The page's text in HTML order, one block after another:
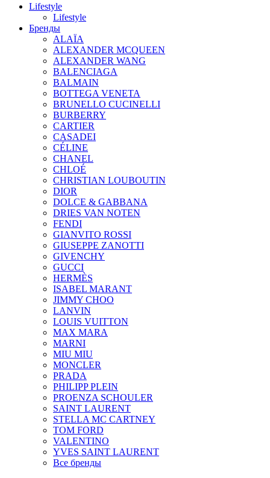
Lifestyle
Lifestyle
Бренды
ALAÏA
ALEXANDER MCQUEEN
ALEXANDER WANG
BALENCIAGA
BALMAIN
BOTTEGA VENETA
BRUNELLO CUCINELLI
BURBERRY
CARTIER
CASADEI
CÉLINE
CHANEL
CHLOÉ
CHRISTIAN LOUBOUTIN
DIOR
DOLCE & GABBANA
DRIES VAN NOTEN
FENDI
GIANVITO ROSSI
GIUSEPPE ZANOTTI
GIVENCHY
GUCCI
HERMÈS
ISABEL MARANT
JIMMY CHOO
LANVIN
LOUIS VUITTON
MAX MARA
MARNI
MIU MIU
MONCLER
PRADA
PHILIPP PLEIN
PROENZA SCHOULER
SAINT LAURENT
STELLA MC CARTNEY
TOM FORD
VALENTINO
YVES SAINT LAURENT
Все бренды